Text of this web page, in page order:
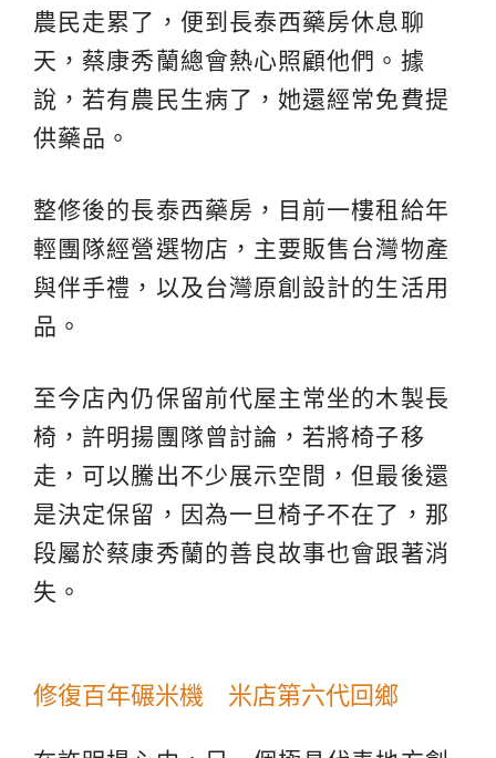
農民走累了，便到長泰西藥房休息聊
天，蔡康秀蘭總會熱心照顧他們。據
說，若有農民生病了，她還經常免費提
供藥品。
整修後的長泰西藥房，目前一樓租給年
輕團隊經營選物店，主要販售台灣物產
與伴手禮，以及台灣原創設計的生活用
品。
至今店內仍保留前代屋主常坐的木製長
椅，許明揚團隊曾討論，若將椅子移
走，可以騰出不少展示空間，但最後還
是決定保留，因為一旦椅子不在了，那
段屬於蔡康秀蘭的善良故事也會跟著消
失。
修復百年碾米機 米店第六代回鄉